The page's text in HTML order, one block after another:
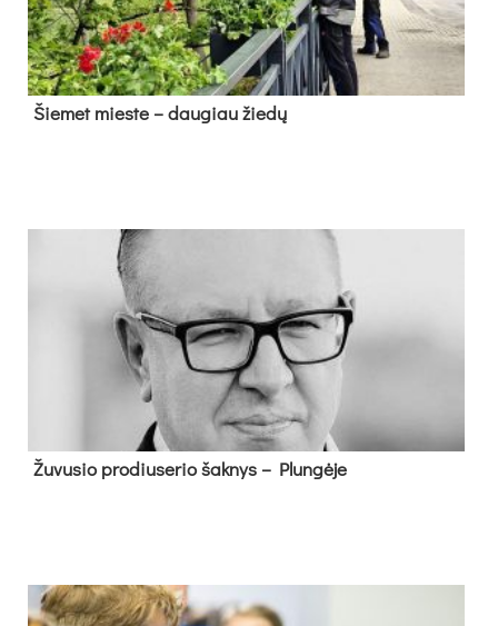
Šie­met mies­te – dau­giau žie­dų
Žu­vu­sio pro­diu­se­rio šak­nys – Plun­gė­je